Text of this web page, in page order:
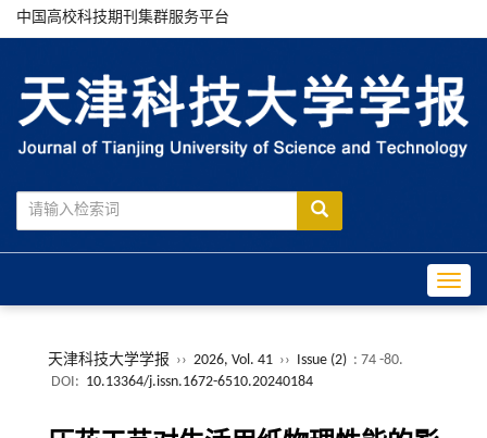
中国高校科技期刊集群服务平台
天津科技大学学报 ›› 2026, Vol. 41 ›› Issue (2) : 74 -80.
DOI: 10.13364/j.issn.1672-6510.20240184